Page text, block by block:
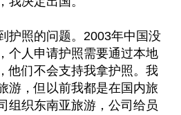
护照的问题。2003年中国没
个人申请护照需要通过本地
他们不会支持我拿护照。我
游，但以前我都是在国内旅
组织东南亚旅游，公司给员